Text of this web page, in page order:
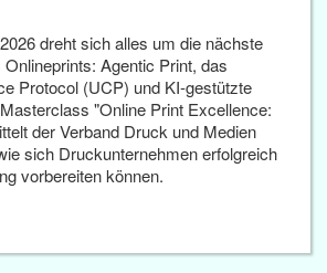
dreht sich alles um die nächste
Agentic Print, das
Protocol (UCP) und KI-gestützte
"Online Print Excellence:
der Verband Druck und Medien
sich Druckunternehmen erfolgreich
vorbereiten können.